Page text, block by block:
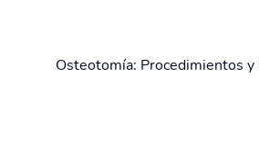
Osteotomía: Procedimientos